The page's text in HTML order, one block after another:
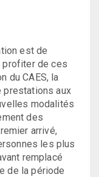
est de
profiter de ces
du CAES, la
prestations aux
modalités
des
arrivé,
les plus
remplacé
de la période